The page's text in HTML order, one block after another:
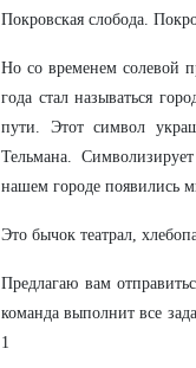
Покровская слобода.
Но со временем солевой
года стал называться
пути. Этот символ
Тельмана.
нашем городе появились
Это бычок театрал,
Предлагаю вам
команда выполнит все
1